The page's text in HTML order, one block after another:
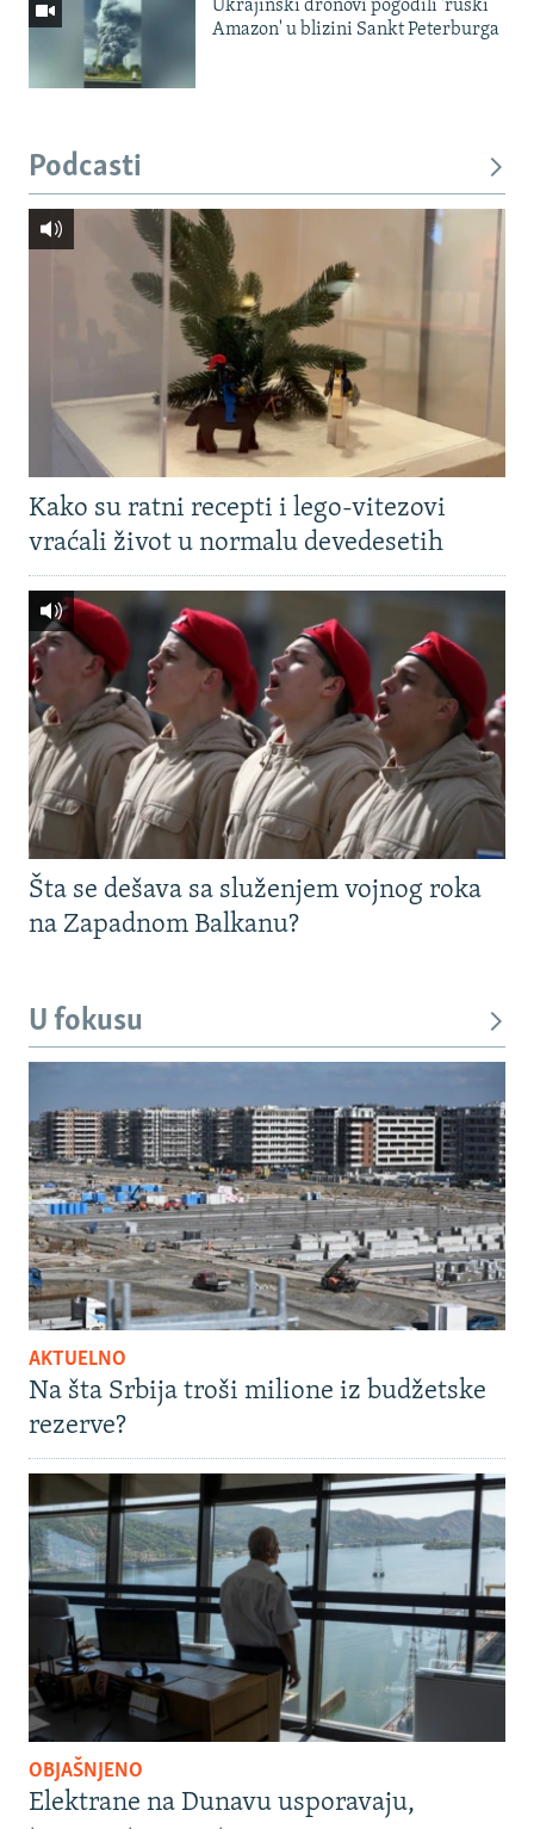
Ukrajinski dronovi pogodili 'ruski
Amazon' u blizini Sankt Peterburga
Podcasti
Kako su ratni recepti i lego-vitezovi
vraćali život u normalu devedesetih
Šta se dešava sa služenjem vojnog roka
na Zapadnom Balkanu?
U fokusu
AKTUELNO
Na šta Srbija troši milione iz budžetske
rezerve?
OBJAŠNJENO
Elektrane na Dunavu usporavaju,